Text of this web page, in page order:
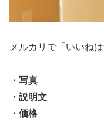
メルカリで「いいね
・写真
・説明文
・価格